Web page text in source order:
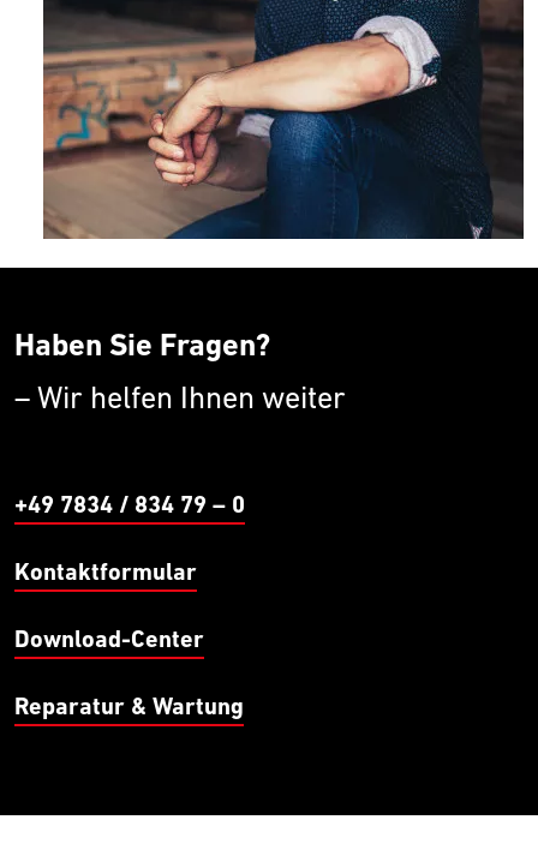
Haben Sie Fragen?
– Wir helfen Ihnen weiter
+49 7834 / 834 79 – 0
Kontaktformular
Download-Center
Reparatur & Wartung